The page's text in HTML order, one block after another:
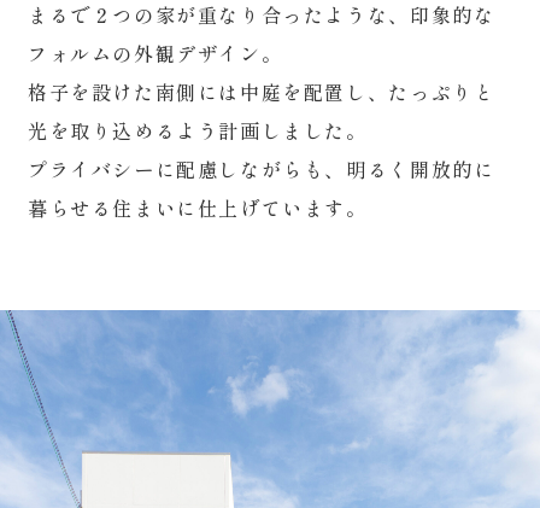
まるで２つの家が重なり合ったような、印象的な
フォルムの外観デザイン。
格子を設けた南側には中庭を配置し、たっぷりと
光を取り込めるよう計画しました。
プライバシーに配慮しながらも、明るく開放的に
暮らせる住まいに仕上げています。